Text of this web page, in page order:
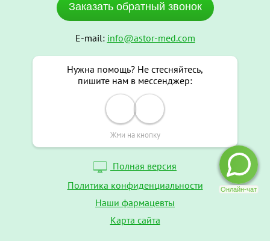
Заказать обратный звонок
E-mail: info@astor-med.com
Нужна помощь? Не стесняйтесь,
пишите нам в мессенджер:
Жми на кнопку
Полная версия
Политика конфиденциальности
Наши фармацевты
Карта сайта